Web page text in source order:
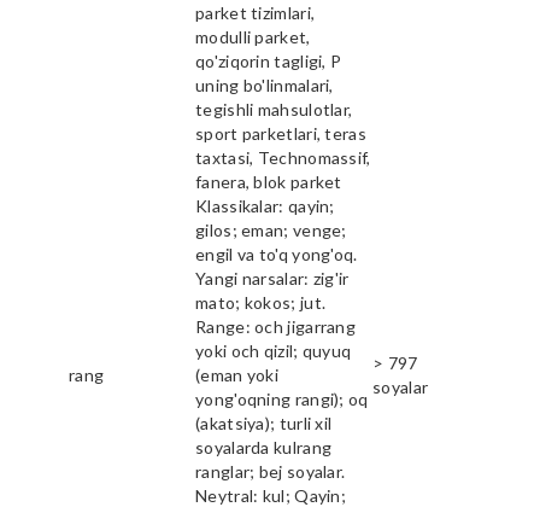
parket tizimlari,
modulli parket,
qo'ziqorin tagligi, P
uning bo'linmalari,
tegishli mahsulotlar,
sport parketlari, teras
taxtasi, Technomassif,
fanera, blok parket
rang
Klassikalar: qayin;
gilos; eman; venge;
engil va to'q yong'oq.
Yangi narsalar: zig'ir
mato; kokos; jut.
Range: och jigarrang
yoki och qizil; quyuq
(eman yoki
yong'oqning rangi); oq
(akatsiya); turli xil
soyalarda kulrang
ranglar; bej soyalar.
Neytral: kul; Qayin;
> 797
soyalar